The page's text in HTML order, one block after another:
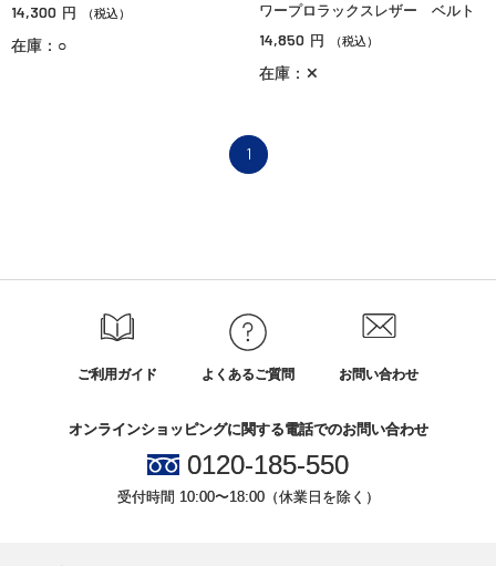
14,300 円 （税込）
在庫：○
ワープロラックスレザー ベルト
14,850 円 （税込）
在庫：✕
1
ご利用ガイド よくあるご質問 お問い合わせ
オンラインショッピングに関する電話でのお問い合わせ
0120-185-550
受付時間 10:00〜18:00（休業日を除く）